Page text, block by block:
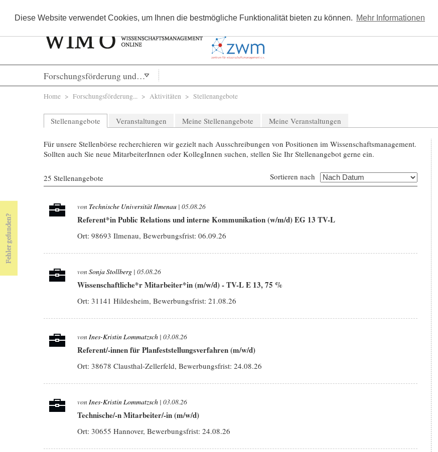
Diese Website verwendet Cookies, um Ihnen die bestmögliche Funktionalität bieten zu können. Mehr Informationen
Kostenlos registrieren
Forschungsförderung und Drittmittel
Sie sind hier
Home > Forschungsförderung... > Aktivitäten > Stellenangebote
Stellenangebote Veranstaltungen Meine Stellenangebote Meine Veranstaltungen
Für unsere Stellenbörse recherchieren wir gezielt nach Ausschreibungen von Positionen im Wissenschaftsmanagement.
Sollten auch Sie neue MitarbeiterInnen oder KollegInnen suchen, stellen Sie Ihr Stellenangebot gerne ein.
25 Stellenangebote Sortieren nach
von Technische Universität Ilmenau | 05.08.26
Referent*in Public Relations und interne Kommunikation (w/m/d) EG 13 TV-L
Ort: 98693 Ilmenau, Bewerbungsfrist: 06.09.26
vonSonja Stollberg | 05.08.26
Wissenschaftliche*r Mitarbeiter*in (m/w/d) - TV-L E 13, 75 %
Ort: 31141 Hildesheim, Bewerbungsfrist: 21.08.26
von Ines-Kristin Lommatzsch | 03.08.26
Referent/-innen für Planfeststellungsverfahren (m/w/d)
Ort: 38678 Clausthal-Zellerfeld, Bewerbungsfrist: 24.08.26
von Ines-Kristin Lommatzsch | 03.08.26
Technische/-n Mitarbeiter/-in (m/w/d)
Ort: 30655 Hannover, Bewerbungsfrist: 24.08.26